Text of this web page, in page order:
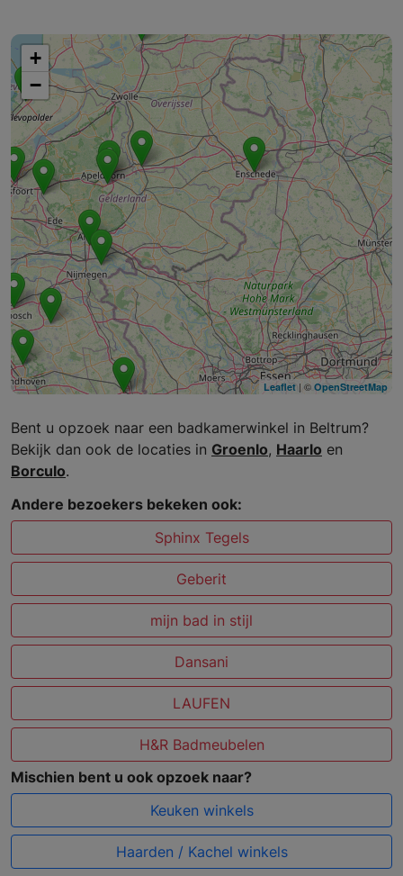
+
−
Leaflet | © OpenStreetMap
Bent u opzoek naar een badkamerwinkel in Beltrum?
Bekijk dan ook de locaties in Groenlo, Haarlo en
Borculo.
Andere bezoekers bekeken ook:
Sphinx Tegels
Geberit
mijn bad in stijl
Dansani
LAUFEN
H&R Badmeubelen
Mischien bent u ook opzoek naar?
Keuken winkels
Haarden / Kachel winkels